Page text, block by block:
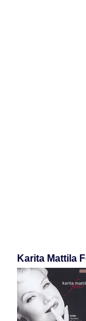
Karita Mattila